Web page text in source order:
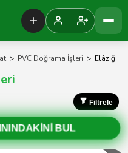
> PVC Doğrama İşleri > Elâzığ
Filtrele
BUL